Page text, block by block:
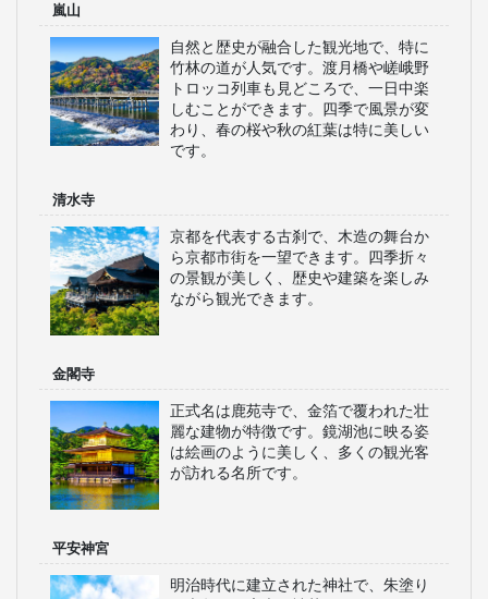
嵐山
自然と歴史が融合した観光地で、特に
竹林の道が人気です。渡月橋や嵯峨野
トロッコ列車も見どころで、一日中楽
しむことができます。四季で風景が変
わり、春の桜や秋の紅葉は特に美しい
です。
清水寺
京都を代表する古刹で、木造の舞台か
ら京都市街を一望できます。四季折々
の景観が美しく、歴史や建築を楽しみ
ながら観光できます。
金閣寺
正式名は鹿苑寺で、金箔で覆われた壮
麗な建物が特徴です。鏡湖池に映る姿
は絵画のように美しく、多くの観光客
が訪れる名所です。
平安神宮
明治時代に建立された神社で、朱塗り